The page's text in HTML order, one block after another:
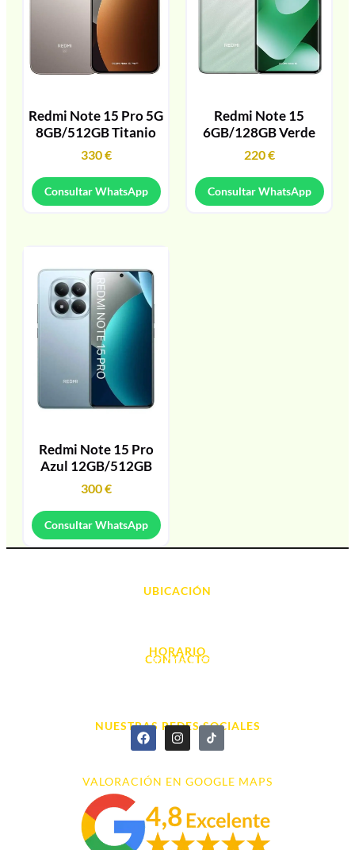
Redmi Note 15 Pro 5G
8GB/512GB Titanio
330€
Consultar WhatsApp
Redmi Note 15
6GB/128GB Verde
220€
Consultar WhatsApp
Redmi Note 15 Pro
Azul 12GB/512GB
300€
Consultar WhatsApp
UBICACIÓN
HORARIO
L. - S. 10:00h a 22:00h
CONTACTO
NUESTRAS REDES SOCIALES
VALORACIÓN EN GOOGLE MAPS